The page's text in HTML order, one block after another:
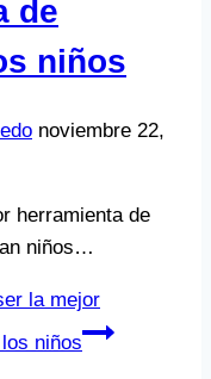
de
niños
noviembre 22,
herramienta de
niños…
la mejor
niños